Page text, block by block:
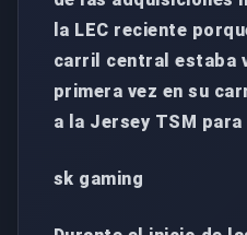
la LEC reciente
carril central estaba
primera vez en su
a la Jersey TSM
sk gaming